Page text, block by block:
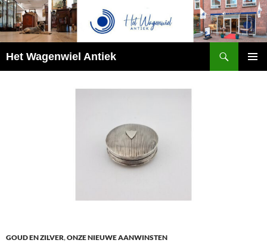
Het Wagenwiel Antiek
GOUD EN ZILVER,ONZE NIEUWE AANWINSTEN